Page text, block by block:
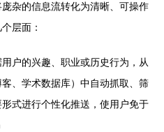
杂的信息流转化为清晰、可操作
层面：
用户的兴趣、职业或历史行为，从
、学术数据库）中自动抓取、筛
式进行个性化推送，使用户免于